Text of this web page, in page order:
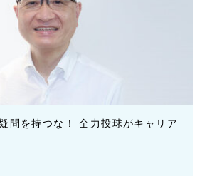
問を持つな！ 全力投球がキャリア